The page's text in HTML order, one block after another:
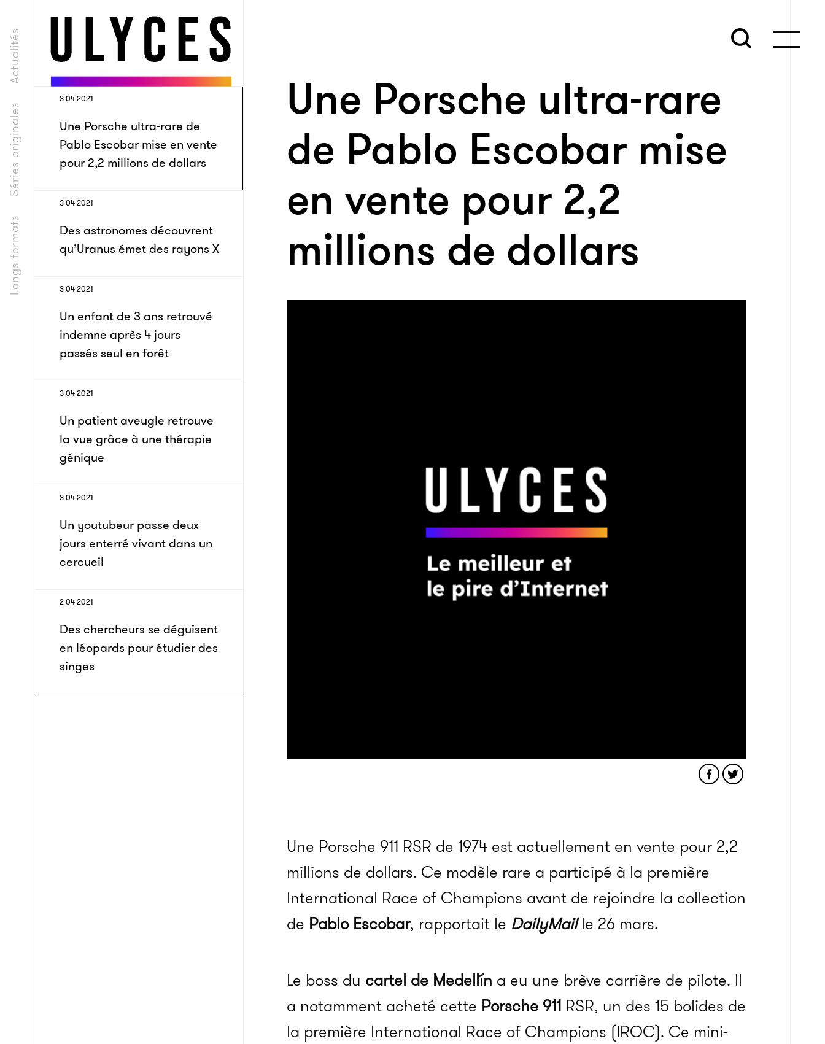
Longs formats
Séries originales
Actualités
3 04 2021
Une Porsche ultra-rare de
Pablo Escobar mise en vente
pour 2,2 millions de dollars
3 04 2021
Des astronomes découvrent
qu’Uranus émet des rayons X
3 04 2021
Un enfant de 3 ans retrouvé
indemne après 4 jours
passés seul en forêt
3 04 2021
Un patient aveugle retrouve
la vue grâce à une thérapie
génique
3 04 2021
Un youtubeur passe deux
jours enterré vivant dans un
cercueil
2 04 2021
Des chercheurs se déguisent
en léopards pour étudier des
singes
Une Porsche ultra-rare
de Pablo Escobar mise
en vente pour 2,2
millions de dollars
Une Porsche 911 RSR de 1974 est actuellement en vente pour 2,2
millions de dollars. Ce modèle rare a participé à la première
International Race of Champions avant de rejoindre la collection
de Pablo Escobar, rapportait le DailyMaille 26 mars.
Le boss du cartel de Medellín a eu une brève carrière de pilote. Il
a notamment acheté cette Porsche 911 RSR, un des 15 bolides de
la première International Race of Champions (IROC). Ce mini-